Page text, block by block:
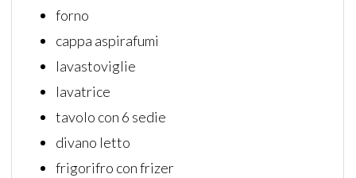
forno
cappa aspirafumi
lavastoviglie
lavatrice
tavolo con 6 sedie
divano letto
frigorifro con frizer